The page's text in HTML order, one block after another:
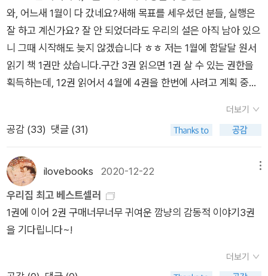
녀석은 어제 딸과 산책을 하다가 아기 길고양이가 울고 있어서 딸
이 간식을 나눠주자 '으르릉~' 하면서 성질을 부리더란다. 딸이
들어와서 하는 말. '이놈아, 너는 나눠 먹을 줄 알아야지. 만날 배
부르게 먹는 것도 모자라 전기장판에 등까지 지지고 자면서, 불쌍
한 아기 고양이한테 간식 좀 나눠준다고 성질을 부려? 응?' 이 책
와, 어느새 1월이 다 갔네요?새해 목표를 세우셨던 분들, 실행은
잘 하고 계신가요? 잘 안 되었더라도 우리의 설은 아직 남아 있으
니 그때 시작해도 늦지 않겠습니다 ㅎㅎ 저는 1월에 함달달 원서
읽기 책 1권만 샀습니다.구간 3권 읽으면 1권 살 수 있는 권한을
획득하는데, 12권 읽어서 4월에 4권을 한번에 사려고 계획 중입
라.. 1주일 날아감. 물론 커피도 샀지요.코스타리카 라 알퀴미아
(초록색)은 할인하길래 샀는데 할인해서 그런지(?) 좀 별로임.
물론 예외도 있습니다.예외: 아이들 책<보리국어사전> 아이 학
교 갈 때 되면 필요하지 않을까 해서 예전부터 담아 놨던 국어사
전. 처음엔 열심히 찾아보더니 지금은..음.. 아무튼 국어사전 하나
쯤은 필수품 아니겠어요?내셔널 지오그래픽에서 나온 <Titanic
> 이 시리즈 중에 다른 책을 보다가 뒤에 다른 책들 사진 있는 거
보면서 둘째가 이 책을 찜. 타이타닉..? 이게 과연.. 재밌겠니? 의
구심을 갖고 샀으나 의외로 여러번 들여다보는(물론 영어를 읽는
건 아님) 둘째.. 내가 낳았지만 난 네가 신기하다..<책 먹는 여우
더보기
공감 (33) 댓글 (31)
ilovebooks 2020-12-22
우리집 최고 베스트셀러
1권에 이어 2권 구매너무너무 귀여운 깜냥의 감동적 이야기3권
을 기다립니다~!
더보기